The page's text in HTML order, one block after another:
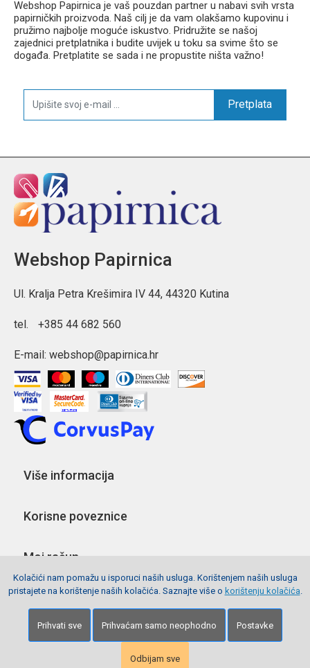
Webshop Papirnica je vaš pouzdan partner u nabavi svih vrsta
papirničkih proizvoda. Naš cilj je da vam olakšamo kupovinu i
pružimo najbolje moguće iskustvo. Pridružite se našoj
zajednici pretplatnika i budite uvijek u toku sa svime što se
događa. Pretplatite se sada i ne propustite ništa važno!
Pretplata
Webshop Papirnica
Ul. Kralja Petra Krešimira IV 44, 44320 Kutina
tel. +385 44 682 560
E-mail: webshop@papirnica.hr
Više informacija
Korisne poveznice
Moj račun
Pratite nas
Copyright © 2026 Webshop Papirnica. Sva prava pridržana. Izrada stranica
Net plus d.o.o.
Kolačići nam pomažu u isporuci naših usluga. Korištenjem naših usluga
pristajete na korištenje naših kolačića. Saznajte više o korištenju kolačića.
Prihvati sve Prihvaćam samo neophodno Postavke
Odbijam sve